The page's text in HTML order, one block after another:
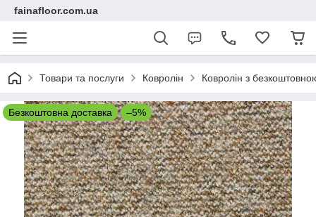
fainafloor.com.ua
Товари та послуги Ковролін Ковролін з
Безкоштовна доставка –5%